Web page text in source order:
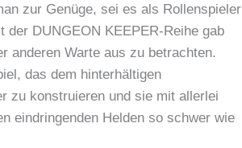
zur Genü­ge, sei es als Rol­len­spie­ler
DUNGEON KEE­PER-Rei­he gab
ande­ren War­te aus zu betrach­ten.
das dem hin­ter­häl­ti­gen
zu kon­stru­ie­ren und sie mit aller­lei
ein­drin­gen­den Hel­den so schwer wie